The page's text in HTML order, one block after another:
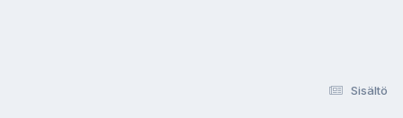
Sisältö